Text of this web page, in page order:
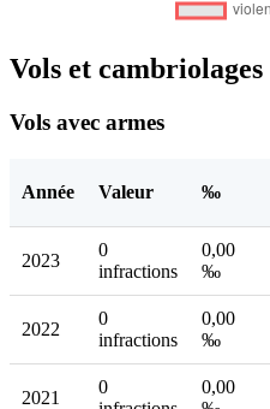
Vols et cambriolages
Vols avec armes
Année Valeur ‰
2023
0
infractions
0,00
‰
2022
0
infractions
0,00
‰
2021
0
0,00